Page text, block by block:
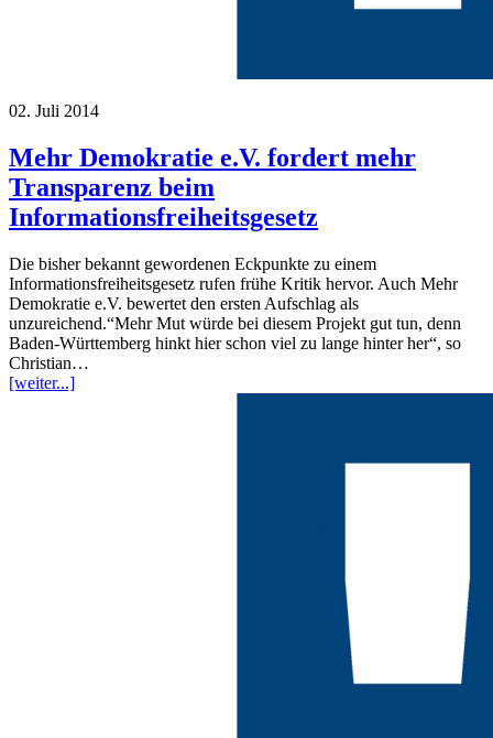
02. Juli 2014
Mehr Demokratie e.V. fordert mehr
Transparenz beim
Informationsfreiheitsgesetz
Die bisher bekannt gewordenen Eckpunkte zu einem
Informationsfreiheitsgesetz rufen frühe Kritik hervor. Auch Mehr
Demokratie e.V. bewertet den ersten Aufschlag als
unzureichend.“Mehr Mut würde bei diesem Projekt gut tun, denn
Baden-Württemberg hinkt hier schon viel zu lange hinter her“, so
Christian…
[weiter...]